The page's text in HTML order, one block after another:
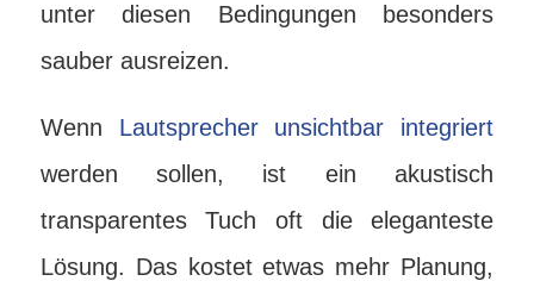
unter diesen Bedingungen besonders
sauber ausreizen.
Wenn Lautsprecher unsichtbar integriert
werden sollen, ist ein akustisch
transparentes Tuch oft die eleganteste
Lösung. Das kostet etwas mehr Planung,